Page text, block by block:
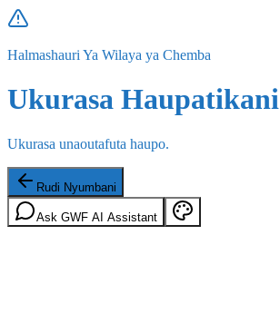
Halmashauri Ya Wilaya ya Chemba
Ukurasa Haupatikani
Ukurasa unaoutafuta haupo.
Rudi Nyumbani
Ask GWF AI Assistant